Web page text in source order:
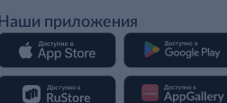
Наши приложения